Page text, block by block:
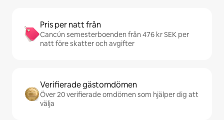
Pris per natt från
Cancún semesterboenden från 476 kr SEK per
natt före skatter och avgifter
Verifierade gästomdömen
Över 20 verifierade omdömen som hjälper dig att
välja